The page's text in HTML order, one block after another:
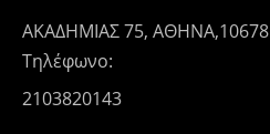
ΑΚΑΔΗΜΙΑΣ 75, ΑΘΗΝΑ,10678
Τηλέφωνο:
2103820143